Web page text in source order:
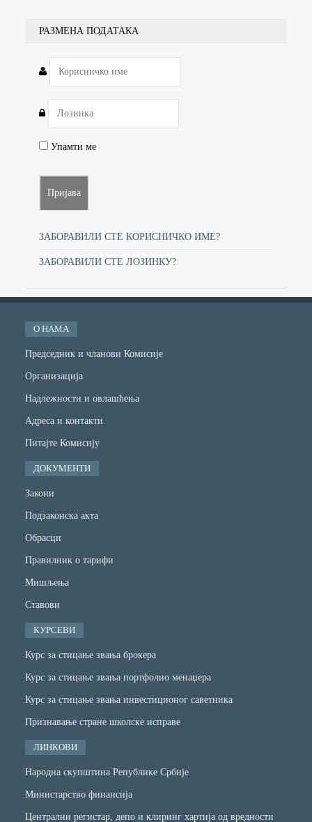
РАЗМЕНА ПОДАТАКА
Упамти ме
ЗАБОРАВИЛИ СТЕ КОРИСНИЧКО ИМЕ?
ЗАБОРАВИЛИ СТЕ ЛОЗИНКУ?
О НАМА
Председник и чланови Комисије
Организација
Надлежности и овлашћења
Адреса и контакти
Питајте Комисију
ДОКУМЕНТИ
Закони
Подзаконска акта
Обрасци
Правилник о тарифи
Мишљења
Ставови
КУРСЕВИ
Курс за стицање звања брокера
Курс за стицање звања портфолио менаџера
Курс за стицање звања инвестиционог саветника
Признавање стране школске исправе
ЛИНКОВИ
Народна скупштина Републике Србије
Министарство финансијa
Централни регистар, депо и клиринг хартија од вредности